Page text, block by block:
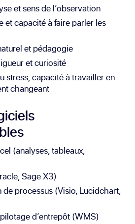
et sens de l’observation
et capacité à faire parler les
et pédagogie
et curiosité
stress, capacité à travailler en
changeant
(analyses, tableaux,
Sage X3)
processus (Visio, Lucidchart,
d’entrepôt (WMS)